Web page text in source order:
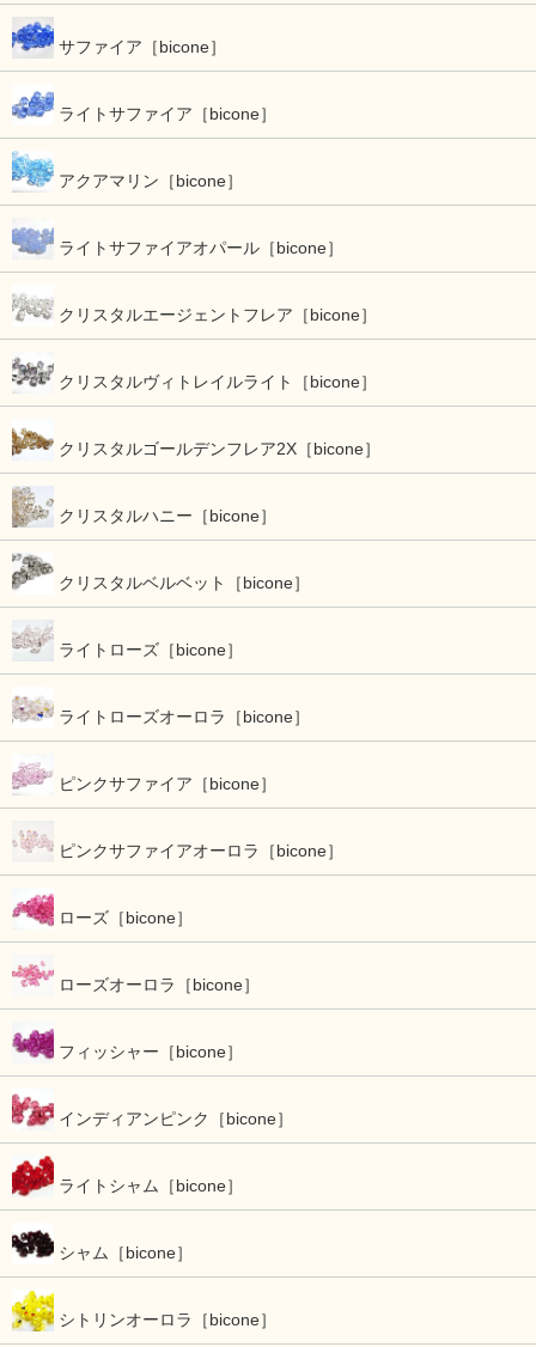
サファイア［bicone］
ライトサファイア［bicone］
アクアマリン［bicone］
ライトサファイアオパール［bicone］
クリスタルエージェントフレア［bicone］
クリスタルヴィトレイルライト［bicone］
クリスタルゴールデンフレア2X［bicone］
クリスタルハニー［bicone］
クリスタルベルベット［bicone］
ライトローズ［bicone］
ライトローズオーロラ［bicone］
ピンクサファイア［bicone］
ピンクサファイアオーロラ［bicone］
ローズ［bicone］
ローズオーロラ［bicone］
フィッシャー［bicone］
インディアンピンク［bicone］
ライトシャム［bicone］
シャム［bicone］
シトリンオーロラ［bicone］